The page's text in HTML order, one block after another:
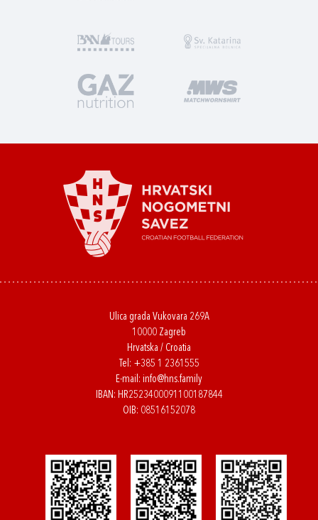
Ulica grada Vukovara 269A
10000 Zagreb
Hrvatska / Croatia
Tel: +385 1 2361555
E-mail: info@hns.family
IBAN: HR2523400091100187844
OIB: 08516152078